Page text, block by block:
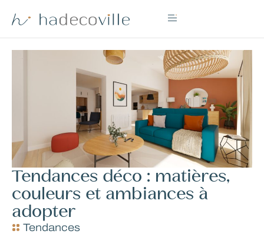
Tendances déco : matières,
couleurs et ambiances à
adopter
Tendances